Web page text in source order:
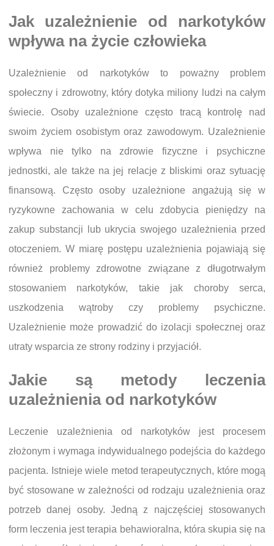
Jak uzależnienie od narkotyków
wpływa na życie człowieka
Uzależnienie od narkotyków to poważny problem
społeczny i zdrowotny, który dotyka miliony ludzi na całym
świecie. Osoby uzależnione często tracą kontrolę nad
swoim życiem osobistym oraz zawodowym. Uzależnienie
wpływa nie tylko na zdrowie fizyczne i psychiczne
jednostki, ale także na jej relacje z bliskimi oraz sytuację
finansową. Często osoby uzależnione angażują się w
ryzykowne zachowania w celu zdobycia pieniędzy na
zakup substancji lub ukrycia swojego uzależnienia przed
otoczeniem. W miarę postępu uzależnienia pojawiają się
również problemy zdrowotne związane z długotrwałym
stosowaniem narkotyków, takie jak choroby serca,
uszkodzenia wątroby czy problemy psychiczne.
Uzależnienie może prowadzić do izolacji społecznej oraz
utraty wsparcia ze strony rodziny i przyjaciół.
Jakie są metody leczenia
uzależnienia od narkotyków
Leczenie uzależnienia od narkotyków jest procesem
złożonym i wymaga indywidualnego podejścia do każdego
pacjenta. Istnieje wiele metod terapeutycznych, które mogą
być stosowane w zależności od rodzaju uzależnienia oraz
potrzeb danej osoby. Jedną z najczęściej stosowanych
form leczenia jest terapia behawioralna, która skupia się na